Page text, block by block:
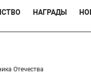
НАГРАДЫ
Отечества